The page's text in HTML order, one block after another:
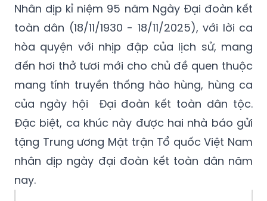
Nhân dịp kỉ niệm 95 năm Ngày Đại đoàn kết
toàn dân (18/11/1930 - 18/11/2025), với lời ca
hòa quyện với nhịp đập của lịch sử, mang
đến hơi thở tươi mới cho chủ đề quen thuộc
mang tính truyền thống hào hùng, hùng ca
của ngày hội
Đại đoàn kết toàn dân tộc.
Đặc biệt, ca khúc này được hai nhà báo gửi
tặng Trung ương Mặt trận Tổ quốc Việt Nam
nhân dịp ngày đại đoàn kết toàn dân năm
nay.